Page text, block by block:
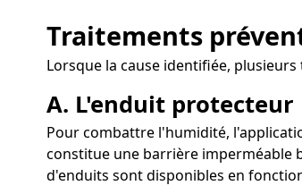
Traitements
Lorsque la cause identifiée,
A. L'enduit protecteur
Pour combattre l'humidité,
constitue une barrière imperméable
d'enduits sont disponibles en